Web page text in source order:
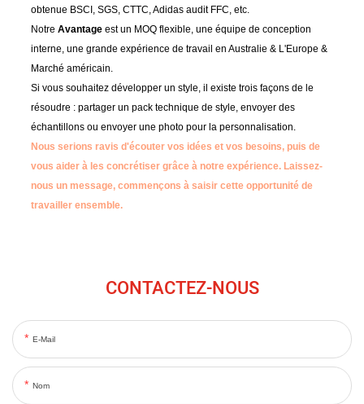
obtenue BSCI, SGS, CTTC, Adidas audit FFC, etc.
NotreAvantageest un MOQ flexible, une équipe de conception
interne, une grande expérience de travail en Australie & L'Europe &
Marché américain.
Si vous souhaitez développer un style, il existe trois façons de le
résoudre : partager un pack technique de style, envoyer des
échantillons ou envoyer une photo pour la personnalisation.
Nous serions ravis d'écouter vos idées et vos besoins, puis de
vous aider à les concrétiser grâce à notre expérience. Laissez-
nous un message, commençons à saisir cette opportunité de
travailler ensemble.
CONTACTEZ-NOUS
E-Mail
Nom